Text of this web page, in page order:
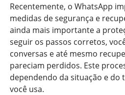
Recentemente, o WhatsApp
medidas de segurança e
ainda mais importante a
seguir os passos corretos,
conversas e até mesmo
pareciam perdidos. Este
dependendo da situação e do
você usa.